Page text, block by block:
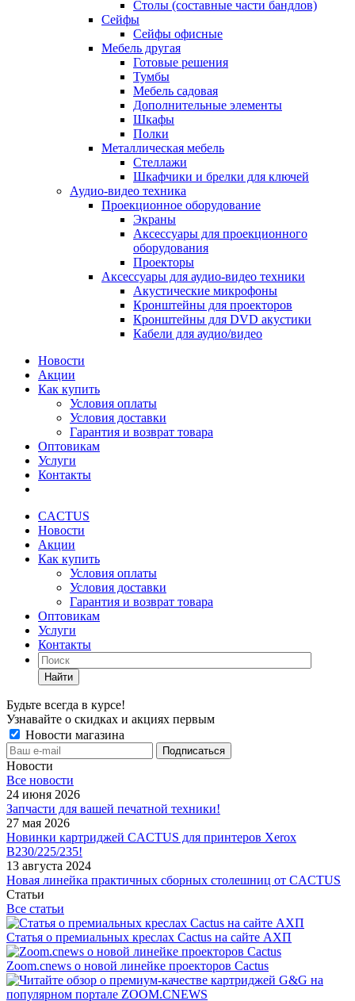
Столы (составные части бандлов)
Сейфы
Сейфы офисные
Мебель другая
Готовые решения
Тумбы
Мебель садовая
Дополнительные элементы
Шкафы
Полки
Металлическая мебель
Стеллажи
Шкафчики и брелки для ключей
Аудио-видео техника
Проекционное оборудование
Экраны
Аксессуары для проекционного
оборудования
Проекторы
Аксессуары для аудио-видео техники
Акустические микрофоны
Кронштейны для проекторов
Кронштейны для DVD акустики
Кабели для аудио/видео
Новости
Акции
Как купить
Условия оплаты
Условия доставки
Гарантия и возврат товара
Оптовикам
Услуги
Контакты
CACTUS
Новости
Акции
Как купить
Условия оплаты
Условия доставки
Гарантия и возврат товара
Оптовикам
Услуги
Контакты
Найти
Будьте всегда в курсе!
Узнавайте о скидках и акциях первым
Новости магазина
Новости
Все новости
24 июня 2026
Запчасти для вашей печатной техники!
27 мая 2026
Новинки картриджей CACTUS для принтеров Xerox
B230/225/235!
13 августа 2024
Новая линейка практичных сборных столешниц от CACTUS
Статьи
Все статьи
Статья о премиальных креслах Cactus на сайте АХП
Zoom.cnews о новой линейке проекторов Cactus